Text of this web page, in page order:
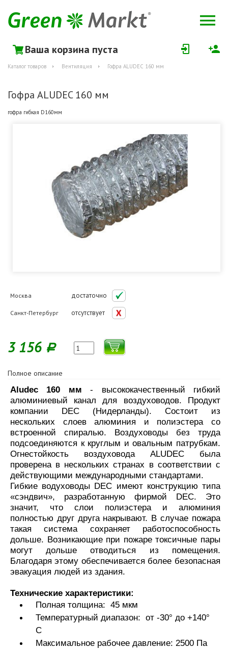
Ваша корзина пуста
Каталог товаров Вентиляция Гофра ALUDEC 160 мм
Гофра ALUDEC 160 мм
гофра гибкая D160мм
Москва достаточно
Санкт-Петербург отсутствует
3 156 Р
Полное описание
Aludec 160 мм - высококачественный гибкий
алюминиевый канал для воздуховодов. Продукт
компании DEC (Нидерланды). Состоит из
нескольких слоев алюминия и полиэстера со
встроенной спиралью. Воздуховоды без труда
подсоединяются к круглым и овальным патрубкам.
Огнестойкость воздуховода ALUDEC была
проверена в нескольких странах в соответствии с
действующими международными стандартами.
Гибкие водуховоды DEC имеют конструкцию типа
«сэндвич», разработанную фирмой DEC. Это
значит, что слои полиэстера и алюминия
полностью друг друга накрывают. В случае пожара
такая система сохраняет работоспособность
дольше. Возникающие при пожаре токсичные пары
могут дольше отводиться из помещения.
Благодаря этому обеспечивается более безопасная
эвакуация людей из здания.
Технические характеристики:
Полная толщина: 45 мкм
Температурный диапазон: от -30° до +140°
С
Максимальное рабочее давление: 2500 Па